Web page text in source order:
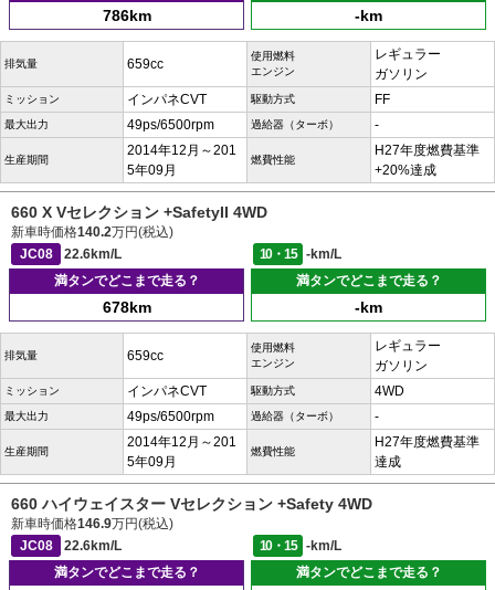
786km -km
排気量 659cc
使用燃料
エンジン
レギュラー
ガソリン
ミッション インパネCVT 駆動方式 FF
最大出力 49ps/6500rpm 過給器（ターボ） -
生産期間
2014年12月～201
5年09月
燃費性能
H27年度燃費基準
+20%達成
660 X Vセレクション +SafetyII 4WD
新車時価格140.2万円(税込)
JC08
22.6km/L 10・15
-km/L
満タンでどこまで走る？
678km
満タンでどこまで走る？
-km
排気量 659cc
使用燃料
エンジン
レギュラー
ガソリン
ミッション インパネCVT 駆動方式 4WD
最大出力 49ps/6500rpm 過給器（ターボ） -
生産期間
2014年12月～201
5年09月
燃費性能
H27年度燃費基準
達成
660 ハイウェイスター Vセレクション +Safety 4WD
新車時価格146.9万円(税込)
JC08
22.6km/L 10・15
-km/L
満タンでどこまで走る？
満タンでどこまで走る？